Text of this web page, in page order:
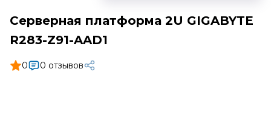
Серверная платформа 2U GIGABYTE
R283-Z91-AAD1
0 0 отзывов